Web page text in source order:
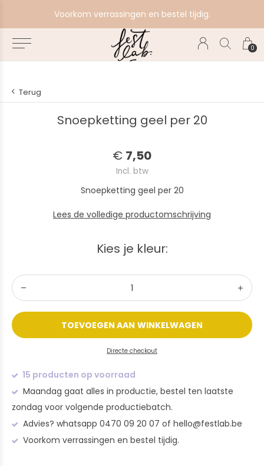
0
Voorkom verrassingen en bestel tijdig.
Terug
Snoepketting geel per 20
€ 7,50
Incl. btw
Snoepketting geel per 20
Lees de volledige productomschrijving
Kies je kleur:
TOEVOEGEN AAN WINKELWAGEN
Directe checkout
15 producten op voorraad
Maandag gaat alles in productie, bestel ten laatste
zondag voor volgende productiebatch.
Advies? whatsapp 0470 09 20 07 of hello@festlab.be
Voorkom verrassingen en bestel tijdig.